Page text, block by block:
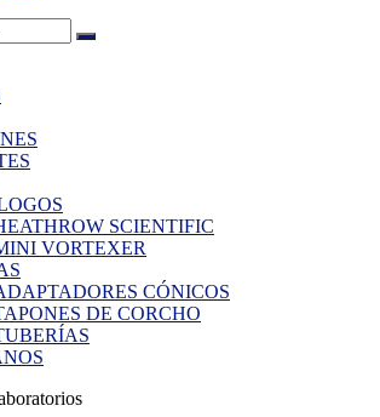
SCIENTIFIC
VORTEXER
CÓNICOS
DE CORCHO